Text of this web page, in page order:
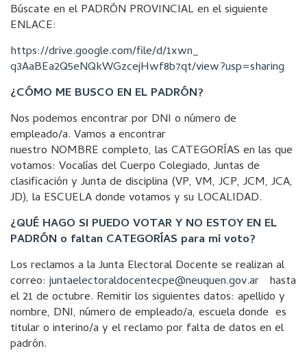
Búscate en el PADRÓN PROVINCIAL en el siguiente
ENLACE:
https://drive.google.com/file/d/1xwn_
q3AaBEa2Q5eNQkWGzcejHwf8b7qt/view?usp=sharing
¿CÓMO ME BUSCO EN EL PADRÓN?
Nos podemos encontrar por DNI o número de
empleado/a. Vamos a encontrar
nuestro NOMBRE completo, las CATEGORÍAS en las que
votamos: Vocalías del Cuerpo Colegiado, Juntas de
clasificación y Junta de disciplina (VP, VM, JCP, JCM, JCA,
JD), la ESCUELA donde votamos y su LOCALIDAD.
¿QUÉ HAGO SI PUEDO VOTAR Y NO ESTOY EN EL
PADRÓN o faltan CATEGORÍAS para mi voto?
Los reclamos a la Junta Electoral Docente se realizan al
correo:juntaelectoraldocentecpe@neuquen.gov.ar hasta
el 21 de octubre. Remitir los siguientes datos: apellido y
nombre, DNI, número de empleado/a, escuela donde es
titular o interino/a y el reclamo por falta de datos en el
padrón.